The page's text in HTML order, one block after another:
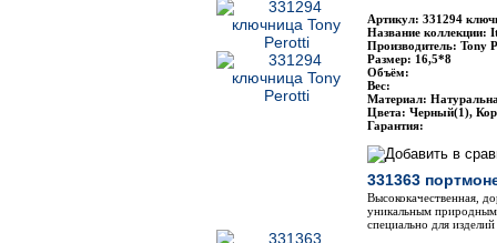
Артикул: 331294
Название коллекции:
Производитель: Tony
Размер: 16,5*8
Объём:
Вес:
Материал:
Цвета: Черный(1),
Гарантия:
331363
Высококачественная,
уникальным
специально для